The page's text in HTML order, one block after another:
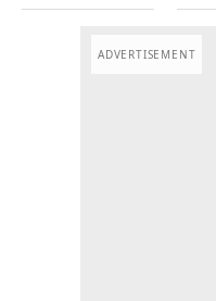
ADVERTISEMENT